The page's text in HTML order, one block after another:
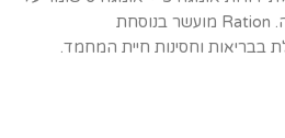
בריאות העור והפרווה מבריקה. Ration מועשר בנוסחת